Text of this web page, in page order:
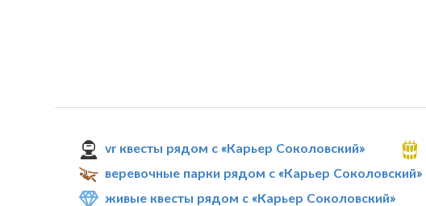
vr квесты рядом с «Карьер Соколовский»
веревочные парки рядом с «Карьер Соколовский»
живые квесты рядом с «Карьер Соколовский»